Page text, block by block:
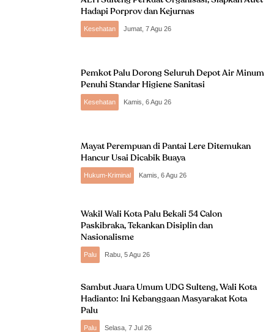
Hadapi Porprov dan Kejurnas
Kesehatan Jumat, 7 Agu 26
Pemkot Palu Dorong Seluruh Depot Air Minum
Penuhi Standar Higiene Sanitasi
Kesehatan Kamis, 6 Agu 26
Mayat Perempuan di Pantai Lere Ditemukan
Hancur Usai Dicabik Buaya
Hukum-Kriminal Kamis, 6 Agu 26
Wakil Wali Kota Palu Bekali 54 Calon
Paskibraka, Tekankan Disiplin dan
Nasionalisme
Palu Rabu, 5 Agu 26
Sambut Juara Umum UDG Sulteng, Wali Kota
Hadianto: Ini Kebanggaan Masyarakat Kota
Palu
Palu Selasa, 7 Jul 26